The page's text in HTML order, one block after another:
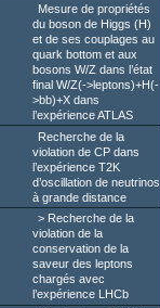
Mesure de propriétés
du boson de Higgs (H)
et de ses couplages au
quark bottom et aux
bosons W/Z dans l’état
final W/Z(->leptons)+H(-
>bb)+X dans
l’expérience ATLAS
Recherche de la
violation de CP dans
l’expérience T2K
d’oscillation de neutrinos
à grande distance
Recherche de la
violation de la
conservation de la
saveur des leptons
chargés avec
l’expérience LHCb